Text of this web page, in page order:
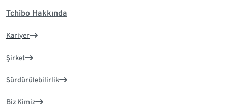
Tchibo Hakkında
Kariyer
Şirket
Sürdürülebilirlik
Biz Kimiz